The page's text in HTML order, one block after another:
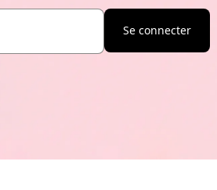
Se connecter